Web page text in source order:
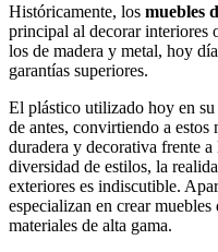
Históricamente, los muebles
principal al decorar interiores
los de madera y metal, hoy
garantías superiores.
El plástico utilizado hoy en
de antes, convirtiendo a estos
duradera y decorativa frente
diversidad de estilos, la
exteriores es indiscutible.
especializan en crear
materiales de alta gama.